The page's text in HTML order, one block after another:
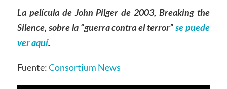
La película de John Pilger de 2003, Breaking the
Silence, sobre la “guerra contra el terror”se puede
ver aquí.
Fuente:Consortium News